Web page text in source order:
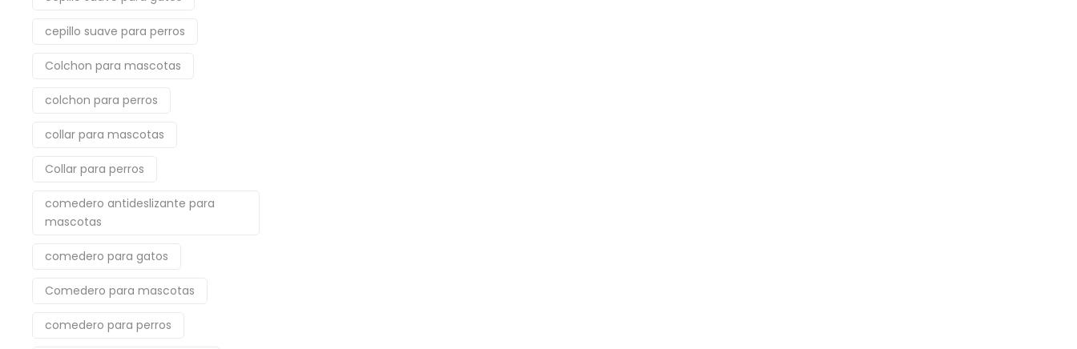
cepillo suave para perros
Colchon para mascotas
colchon para perros
collar para mascotas
Collar para perros
comedero antideslizante para
mascotas
comedero para gatos
Comedero para mascotas
comedero para perros